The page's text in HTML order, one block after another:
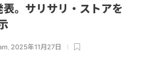
。サリサリ・ストアを
, 2025年11月27日